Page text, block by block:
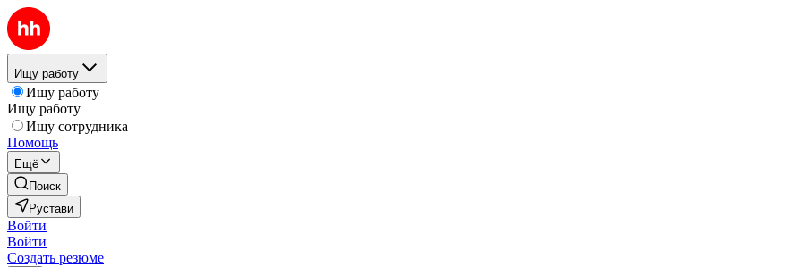
Ищу работу
Ищу работу
Ищу работу
Ищу сотрудника
Помощь
Ещё
Поиск
Рустави
Войти
Войти
Создать резюме